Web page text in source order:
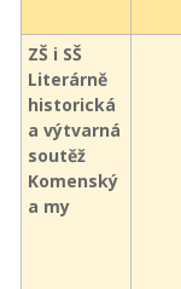
ZŠ i SŠ
Literárně
historická
a výtvarná
soutěž
Komenský
a my